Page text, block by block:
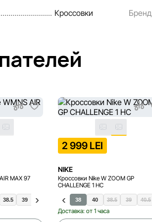
Кроссовки Бренд
47 47.5
MAX 97
38.5 39 40.5
2 999 LEI
NIKE
Кроссовки Nike W ZOOM GP
CHALLENGE 1 HC
37.5 38 40 38.5 39 40.5
Доставка: от 1 часа
35.5